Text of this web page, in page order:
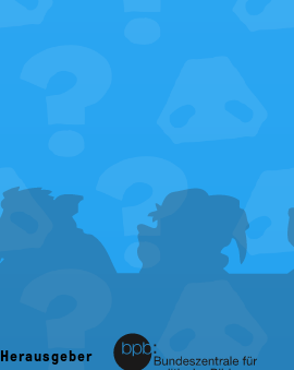
Herausgeber